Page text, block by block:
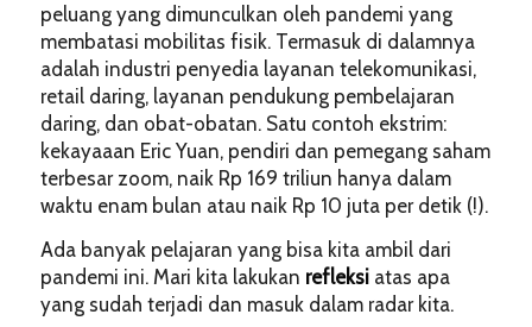
peluang yang dimunculkan oleh pandemi yang
membatasi mobilitas fisik. Termasuk di dalamnya
adalah industri penyedia layanan telekomunikasi,
retail daring, layanan pendukung pembelajaran
daring, dan obat-obatan. Satu contoh ekstrim:
kekayaaan Eric Yuan, pendiri dan pemegang saham
terbesar zoom, naik Rp 169 triliun hanya dalam
waktu enam bulan atau naik Rp 10 juta per detik (!).
Ada banyak pelajaran yang bisa kita ambil dari
pandemi ini. Mari kita lakukan refleksiatas apa
yang sudah terjadi dan masuk dalam radar kita.